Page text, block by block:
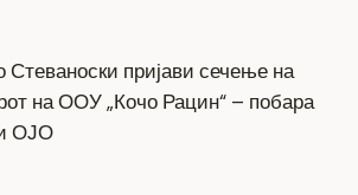
Стеваноски пријави сечење на
на ООУ „Кочо Рацин“ – побара
ОЈО